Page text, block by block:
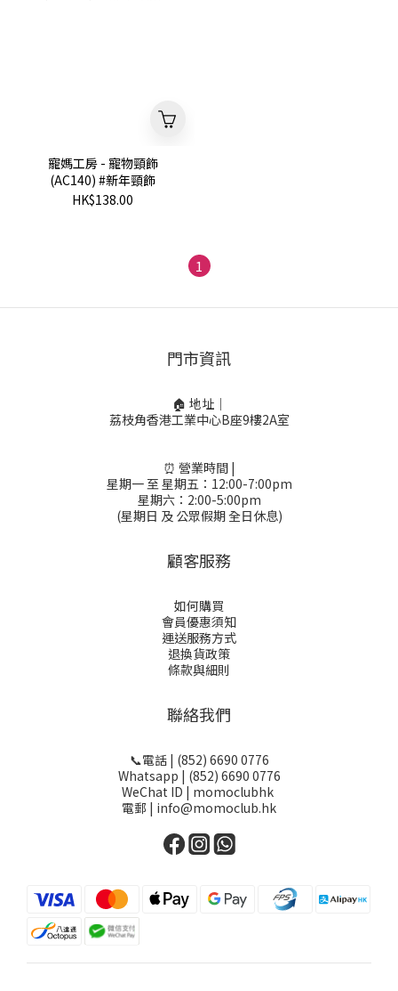
寵媽工房 - 寵物頸飾
(AC140) #新年頸飾
HK$138.00
1
門市資訊
🏠 地址｜
荔枝角香港工業中心B座9樓2A室
⏰ 營業時間 |
星期一 至 星期五：12:00-7:00pm
星期六：2:00-5:00pm
(星期日 及 公眾假期 全日休息)
顧客服務
如何購買
會員優惠須知
運送服務方式
退換貨政策
條款與細則
聯絡我們
📞電話 | (852) 6690 0776
Whatsapp | (852) 6690 0776
WeChat ID | momoclubhk
電郵 | info@momoclub.hk